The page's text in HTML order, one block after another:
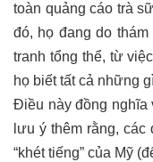
toàn quảng cáo trà
đó, họ đang do
tranh tổng thể, từ
họ biết tất cả những
Điều này đồng nghĩa
lưu ý thêm rằng,
“khét tiếng” của Mỹ